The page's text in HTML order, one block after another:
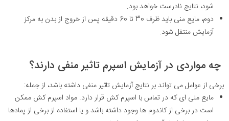
شود، نتایج نادرست خواهد بود.
دوم، مایع منی باید ظرف 30 تا 60 دقیقه پس از خروج از بدن به مرکز
آزمایش منتقل شود.
چه مواردی در آزمایش اسپرم تاثیر منفی دارند؟
برخی از عوامل می تواند بر نتایج آزمایش تاثیر منفی داشته باشد، از جمله:
مایع منی ای که در تماس با اسپرم کش قرار دارد. مواد اسپرم کش ممکن
است در برخی از کاندوم ها وجود داشته باشد و یا استفاده از برخی از پمادها